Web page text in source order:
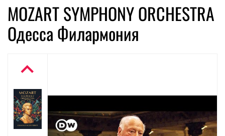
MOZART SYMPHONY ORCHESTRA
Одесса Филармония